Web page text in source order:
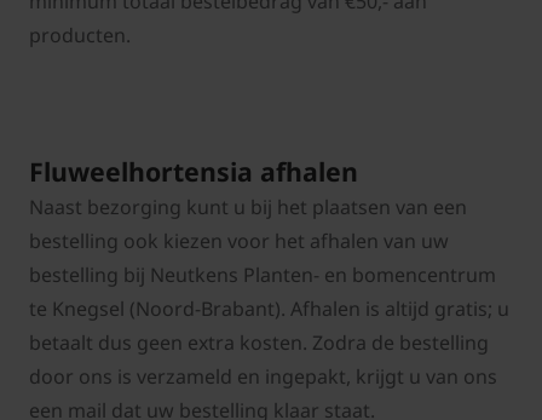
producten.
Fluweelhortensia afhalen
Naast bezorging kunt u bij het plaatsen van een
bestelling ook kiezen voor het afhalen van uw
bestelling bij Neutkens Planten- en bomencentrum
te Knegsel (Noord-Brabant). Afhalen is altijd gratis; u
betaalt dus geen extra kosten. Zodra de bestelling
door ons is verzameld en ingepakt, krijgt u van ons
een mail dat uw bestelling klaar staat.